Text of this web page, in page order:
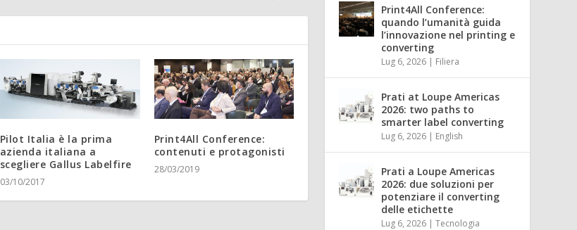
Pilot Italia è la prima
azienda italiana a
scegliere Gallus Labelfire
03/10/2017
Print4All Conference:
contenuti e protagonisti
28/03/2019
Print4All Conference:
quando l’umanità guida
l’innovazione nel printing e
converting
Lug 6, 2026 | Filiera
Prati at Loupe Americas
2026: two paths to
smarter label converting
Lug 6, 2026 | English
Prati a Loupe Americas
2026: due soluzioni per
potenziare il converting
delle etichette
Lug 6, 2026 |Tecnologia